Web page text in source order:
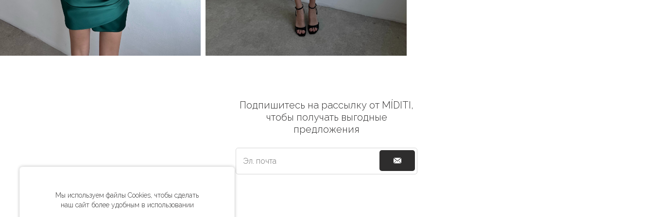
Подпишитесь на рассылку от MÍDITI,
чтобы получать выгодные
предложения
Мы используем файлы Cookies, чтобы сделать
наш сайт более удобным в использовании